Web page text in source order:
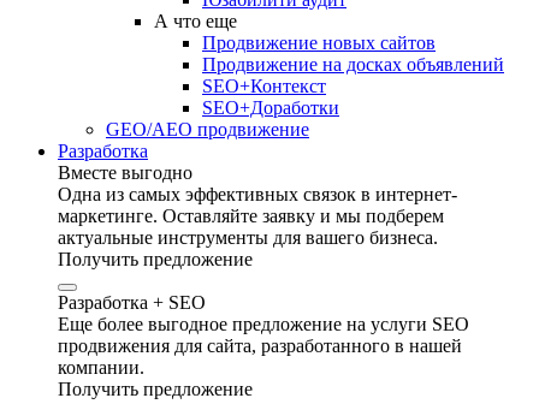
А что еще
Продвижение новых сайтов
Продвижение на досках объявлений
SEO+Контекст
SEO+Доработки
GEO/AEO продвижение
Разработка
Вместе выгодно
Одна из самых эффективных связок в интернет-
маркетинге. Оставляйте заявку и мы подберем
актуальные инструменты для вашего бизнеса.
Получить предложение
Разработка + SEO
Еще более выгодное предложение на услуги SEO
продвижения для сайта, разработанного в нашей
компании.
Получить предложение